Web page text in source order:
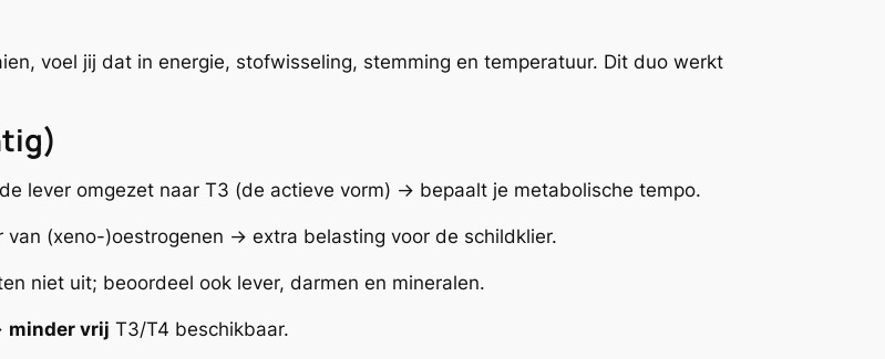
voel jij dat in energie, stofwisseling, stemming en temperatuur. Dit duo werkt
lever omgezet naar T3 (de actieve vorm) → bepaalt je metabolische tempo.
van (xeno-)oestrogenen → extra belasting voor de schildklier.
niet uit; beoordeel ook lever, darmen en mineralen.
minder vrij T3/T4 beschikbaar.